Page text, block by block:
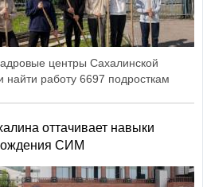
центры Сахалинской
найти работу 6697 подросткам
оттачивает навыки
СИМ